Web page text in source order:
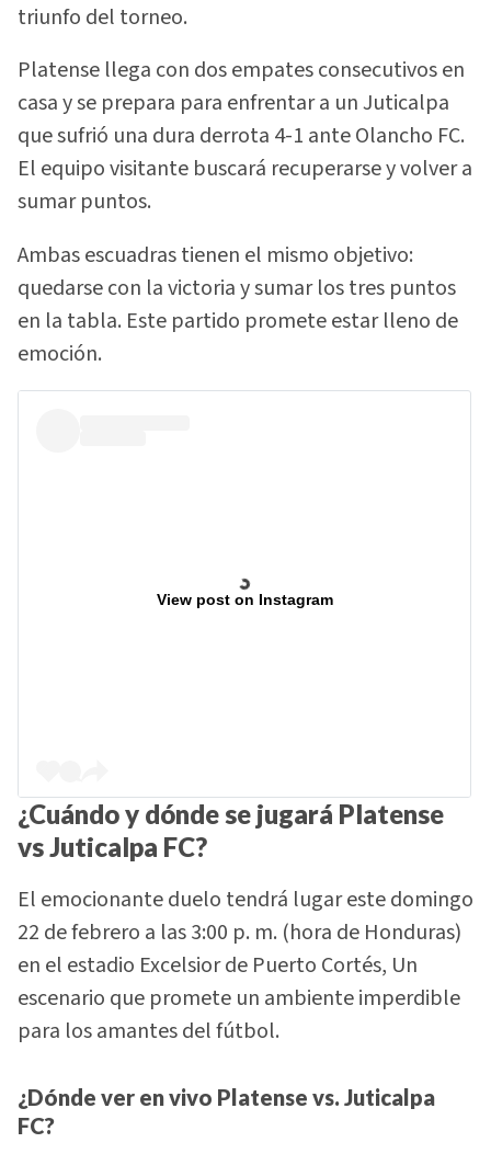
triunfo del torneo.
Platense llega con dos empates consecutivos en
casa y se prepara para enfrentar a un Juticalpa
que sufrió una dura derrota 4-1 ante Olancho FC.
El equipo visitante buscará recuperarse y volver a
sumar puntos.
Ambas escuadras tienen el mismo objetivo:
quedarse con la victoria y sumar los tres puntos
en la tabla. Este partido promete estar lleno de
emoción.
View post on Instagram
¿Cuándo y dónde se jugará Platense
vs Juticalpa FC?
El emocionante duelo tendrá lugar este domingo
22 de febrero a las 3:00 p. m. (hora de Honduras)
en el estadio Excelsior de Puerto Cortés, Un
escenario que promete un ambiente imperdible
para los amantes del fútbol.
¿Dónde ver en vivo Platense vs. Juticalpa
FC?